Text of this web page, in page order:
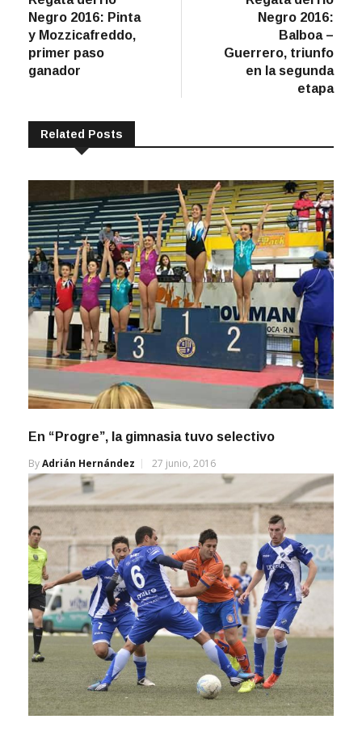
de
entradas
Negro 2016: Pinta
y Mozzicafreddo,
primer paso
ganador
Negro 2016:
Balboa –
Guerrero, triunfo
en la segunda
etapa
Related Posts
En “Progre”, la gimnasia tuvo selectivo
ByAdrián Hernández 27 junio, 2016